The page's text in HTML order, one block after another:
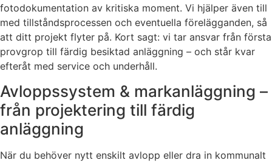
fotodokumentation av kritiska moment. Vi hjälper även till
med tillståndsprocessen och eventuella förelägganden, så
att ditt projekt flyter på. Kort sagt: vi tar ansvar från första
provgrop till färdig besiktad anläggning – och står kvar
efteråt med service och underhåll.
Avloppssystem & markanläggning –
från projektering till färdig
anläggning
När du behöver nytt enskilt avlopp eller dra in kommunalt